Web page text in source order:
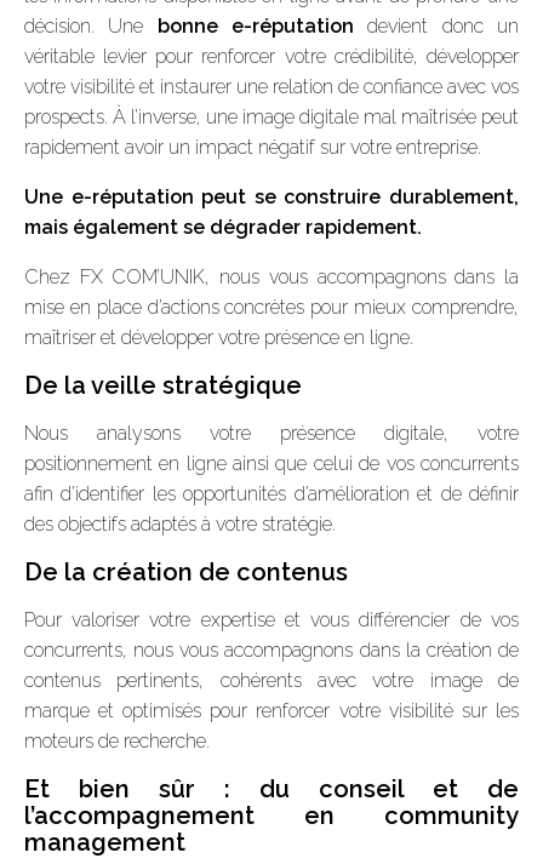
décision. Une bonne e-réputation devient donc un
véritable levier pour renforcer votre crédibilité, développer
votre visibilité et instaurer une relation de confiance avec vos
prospects. À l’inverse, une image digitale mal maîtrisée peut
rapidement avoir un impact négatif sur votre entreprise.
Une e-réputation peut se construire durablement,
mais également se dégrader rapidement.
Chez FX COM’UNIK, nous vous accompagnons dans la
mise en place d’actions concrètes pour mieux comprendre,
maîtriser et développer votre présence en ligne.
De la veille stratégique
Nous analysons votre présence digitale, votre
positionnement en ligne ainsi que celui de vos concurrents
afin d’identifier les opportunités d’amélioration et de définir
des objectifs adaptés à votre stratégie.
De la création de contenus
Pour valoriser votre expertise et vous différencier de vos
concurrents, nous vous accompagnons dans la création de
contenus pertinents, cohérents avec votre image de
marque et optimisés pour renforcer votre visibilité sur les
moteurs de recherche.
Et bien sûr : du conseil et de
l’accompagnement en community
management